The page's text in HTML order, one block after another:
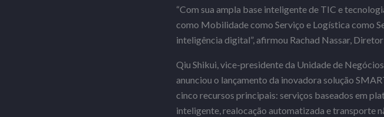
“Com sua ampla base inteligente de TIC e
como Mobilidade como Serviço e Logística como
inteligência digital”, afirmou Rachad Nassar,
Qiu Shikui, vice-presidente da Unidade de
anunciou o lançamento da inovadora solução
cinco recursos principais: serviços baseados em
inteligente, realocação automatizada e transporte